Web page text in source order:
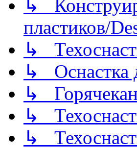
↳
пластиков/
↳
↳ Оснастка
↳
↳
↳